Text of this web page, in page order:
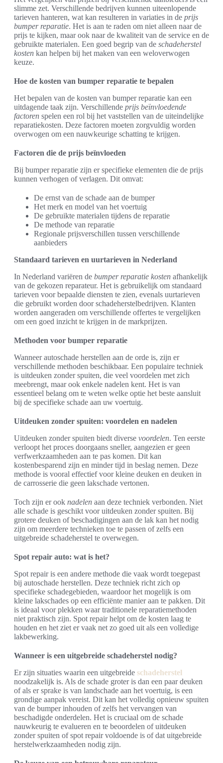
slimme zet. Verschillende bedrijven kunnen uiteenlopende
tarieven hanteren, wat kan resulteren in variaties in de prijs
bumper reparatie. Het is aan te raden om niet alleen naar de
prijs te kijken, maar ook naar de kwaliteit van de service en de
gebruikte materialen. Een goed begrip van de schadeherstel
kosten kan helpen bij het maken van een weloverwogen
keuze.
Hoe de kosten van bumper reparatie te bepalen
Het bepalen van de kosten van bumper reparatie kan een
uitdagende taak zijn. Verschillende prijs beïnvloedende
factoren spelen een rol bij het vaststellen van de uiteindelijke
reparatiekosten. Deze factoren moeten zorgvuldig worden
overwogen om een nauwkeurige schatting te krijgen.
Factoren die de prijs beïnvloeden
Bij bumper reparatie zijn er specifieke elementen die de prijs
kunnen verhogen of verlagen. Dit omvat:
De ernst van de schade aan de bumper
Het merk en model van het voertuig
De gebruikte materialen tijdens de reparatie
De methode van reparatie
Regionale prijsverschillen tussen verschillende
aanbieders
Standaard tarieven en uurtarieven in Nederland
In Nederland variëren de bumper reparatie kosten afhankelijk
van de gekozen reparateur. Het is gebruikelijk om standaard
tarieven voor bepaalde diensten te zien, evenals uurtarieven
die gebruikt worden door schadeherstelbedrijven. Klanten
worden aangeraden om verschillende offertes te vergelijken
om een goed inzicht te krijgen in de markprijzen.
Methoden voor bumper reparatie
Wanneer autoschade herstellen aan de orde is, zijn er
verschillende methoden beschikbaar. Een populaire techniek
is uitdeuken zonder spuiten, die veel voordelen met zich
meebrengt, maar ook enkele nadelen kent. Het is van
essentieel belang om te weten welke optie het beste aansluit
bij de specifieke schade aan uw voertuig.
Uitdeuken zonder spuiten: voordelen en nadelen
Uitdeuken zonder spuiten biedt diverse voordelen. Ten eerste
verloopt het proces doorgaans sneller, aangezien er geen
verfwerkzaamheden aan te pas komen. Dit kan
kostenbesparend zijn en minder tijd in beslag nemen. Deze
methode is vooral effectief voor kleine deuken en deuken in
de carrosserie die geen lakschade vertonen.
Toch zijn er ook nadelen aan deze techniek verbonden. Niet
alle schade is geschikt voor uitdeuken zonder spuiten. Bij
grotere deuken of beschadigingen aan de lak kan het nodig
zijn om meerdere technieken toe te passen of zelfs een
uitgebreide schadeherstel te overwegen.
Spot repair auto: wat is het?
Spot repair is een andere methode die vaak wordt toegepast
bij autoschade herstellen. Deze techniek richt zich op
specifieke schadegebieden, waardoor het mogelijk is om
kleine lakschades op een efficiënte manier aan te pakken. Dit
is ideaal voor plekken waar traditionele reparatiemethoden
niet praktisch zijn. Spot repair helpt om de kosten laag te
houden en het ziet er vaak net zo goed uit als een volledige
lakbewerking.
Wanneer is een uitgebreide schadeherstel nodig?
Er zijn situaties waarin een uitgebreide schadeherstel
noodzakelijk is. Als de schade groter is dan een paar deuken
of als er sprake is van landschade aan het voertuig, is een
grondige aanpak vereist. Dit kan het volledig opnieuw spuiten
van de bumper inhouden of zelfs het vervangen van
beschadigde onderdelen. Het is cruciaal om de schade
nauwkeurig te evalueren en te beoordelen of uitdeuken
zonder spuiten of spot repair voldoende is of dat uitgebreide
herstelwerkzaamheden nodig zijn.